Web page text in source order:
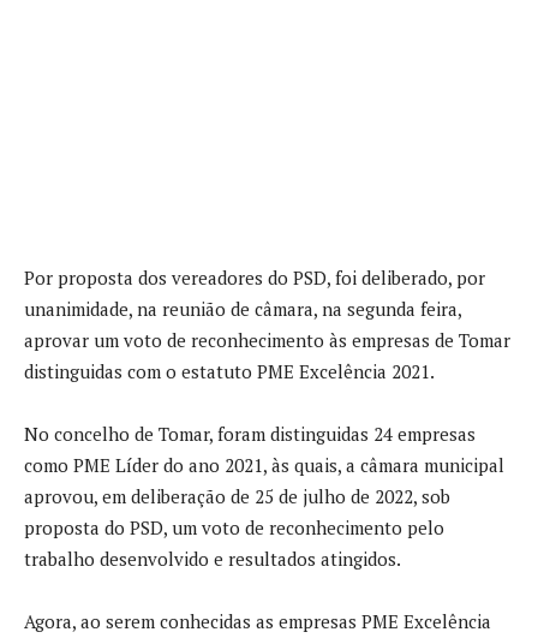
Por proposta dos vereadores do PSD, foi deliberado, por
unanimidade, na reunião de câmara, na segunda feira,
aprovar um voto de reconhecimento às empresas de Tomar
distinguidas com o estatuto PME Excelência 2021.
No concelho de Tomar, foram distinguidas 24 empresas
como PME Líder do ano 2021, às quais, a câmara municipal
aprovou, em deliberação de 25 de julho de 2022, sob
proposta do PSD, um voto de reconhecimento pelo
trabalho desenvolvido e resultados atingidos.
Agora, ao serem conhecidas as empresas PME Excelência